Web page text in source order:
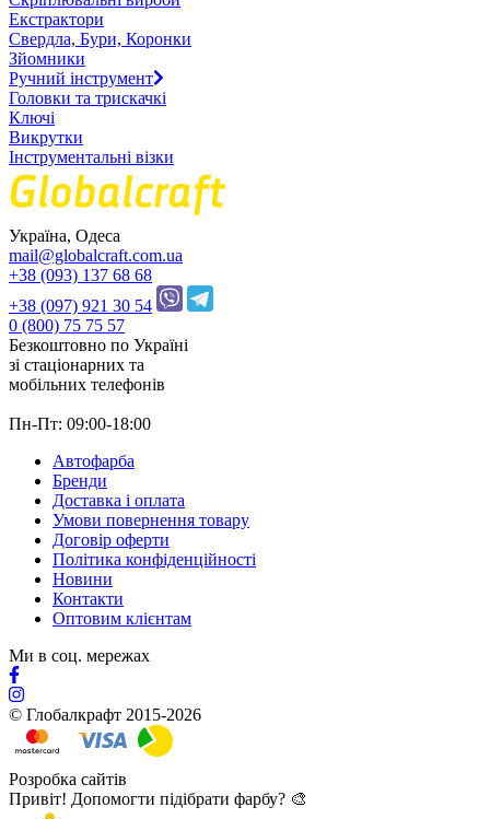
Екстрактори
Свердла, Бури, Коронки
Зйомники
Ручний інструмент
Головки та трискачкі
Ключі
Викрутки
Інструментальні візки
Україна, Одеса
mail@globalcraft.com.ua
+38 (093) 137 68 68
+38 (097) 921 30 54
0 (800) 75 75 57
Безкоштовно по Україні
зі стацiонарних та
мобільних телефонів
Пн-Пт: 09:00-18:00
Автофарба
Бренди
Доставка і оплата
Умови повернення товару
Договір оферти
Політика конфіденційності
Новини
Контакти
Оптовим клієнтам
Ми в соц. мережах
© Глобалкрафт 2015-2026
Розробка сайтів
Привіт! Допомогти підібрати фарбу? 🎨